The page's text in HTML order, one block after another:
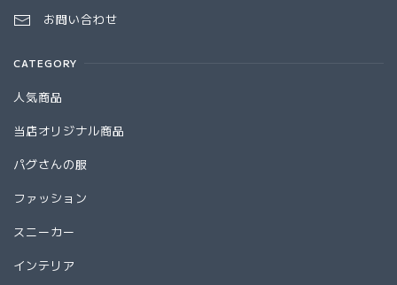
お問い合わせ
CATEGORY
人気商品
当店オリジナル商品
パグさんの服
ファッション
スニーカー
インテリア